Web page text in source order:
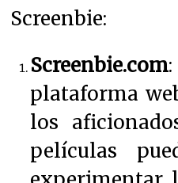
Screenbie:
Screenbie.com
plataforma
los
películas